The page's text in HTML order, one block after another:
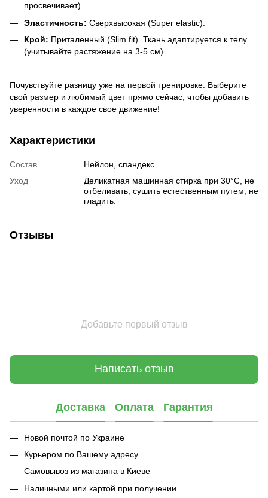
просвечивает).
Эластичность: Сверхвысокая (Super elastic).
Крой: Приталенный (Slim fit). Ткань адаптируется к телу
(учитывайте растяжение на 3-5 см).
Почувствуйте разницу уже на первой тренировке. Выберите
свой размер и любимый цвет прямо сейчас, чтобы добавить
уверенности в каждое свое движение!
Характеристики
Состав
Нейлон, спандекс.
Уход
Деликатная машинная стирка при 30°C, не
отбеливать, сушить естественным путем, не
гладить.
Отзывы
Добавьте первый отзыв
Написать отзыв
Доставка Оплата Гарантия
Новой почтой по Украине
Курьером по Вашему адресу
Самовывоз из магазина в Киеве
Наличными или картой при получении